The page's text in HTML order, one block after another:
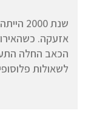
שנת
אזעקה.
הכאב החלה
לשאולות